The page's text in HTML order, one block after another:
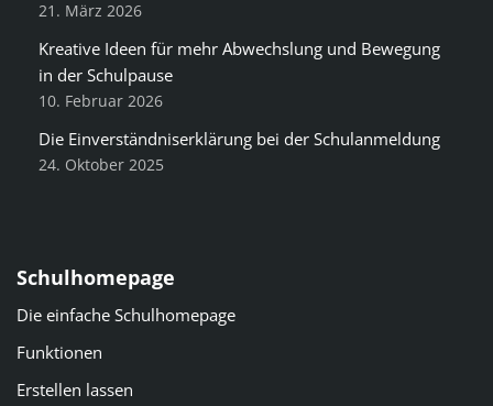
21. März 2026
Kreative Ideen für mehr Abwechslung und Bewegung
in der Schulpause
10. Februar 2026
Die Einverständniserklärung bei der Schulanmeldung
24. Oktober 2025
Schulhomepage
Die einfache Schulhomepage
Funktionen
Erstellen lassen